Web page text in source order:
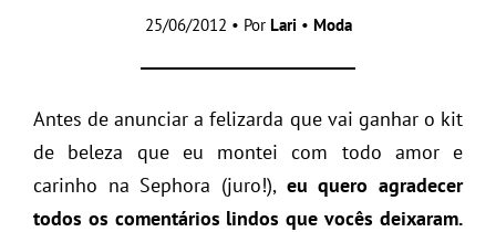
25/06/2012 • Por Lari • Moda
Antes de anunciar a felizarda que vai ganhar o kit
de beleza que eu montei com todo amor e
carinho na Sephora (juro!), eu quero agradecer
todos os comentários lindos que vocês deixaram.